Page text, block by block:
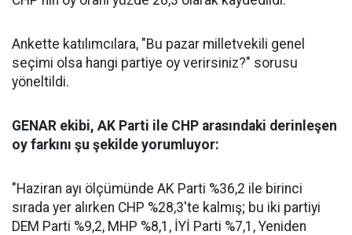
Ankette katılımcılara, "Bu pazar milletvekili genel
seçimi olsa hangi partiye oy verirsiniz?" sorusu
yöneltildi.
GENAR ekibi, AK Parti ile CHP arasındaki derinleşen
oy farkını şu şekilde yorumluyor:
"Haziran ayı ölçümünde AK Parti %36,2 ile birinci
sırada yer alırken CHP %28,3'te kalmış; bu iki partiyi
DEM Parti %9,2, MHP %8,1, İYİ Parti %7,1, Yeniden